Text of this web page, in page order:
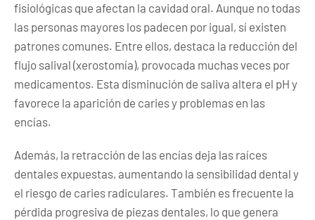
fisiológicas que afectan la cavidad oral. Aunque no todas
las personas mayores los padecen por igual, sí existen
patrones comunes. Entre ellos, destaca la reducción del
flujo salival (xerostomía), provocada muchas veces por
medicamentos. Esta disminución de saliva altera el pH y
favorece la aparición de caries y problemas en las
encías.
Además, la retracción de las encías deja las raíces
dentales expuestas, aumentando la sensibilidad dental y
el riesgo de caries radiculares. También es frecuente la
pérdida progresiva de piezas dentales, lo que genera